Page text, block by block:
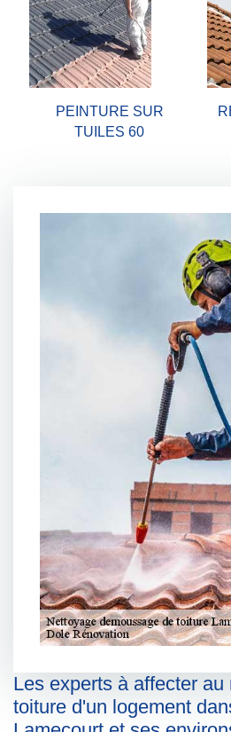
PEINTURE SUR
TUILES 60
Les experts à affecter
toiture d'un logement